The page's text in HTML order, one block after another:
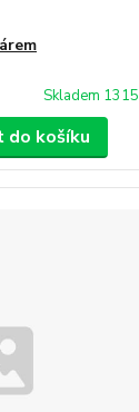
Skladem 1315
do košíku